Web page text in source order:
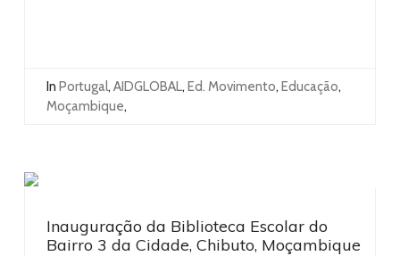
In Portugal, AIDGLOBAL, Ed. Movimento, Educação,
Moçambique,
Inauguração da Biblioteca Escolar do
Bairro 3 da Cidade, Chibuto, Moçambique